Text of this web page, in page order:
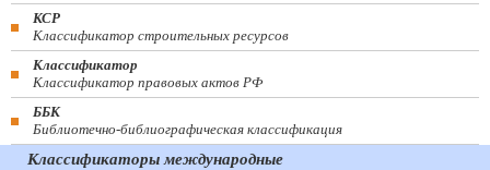
КСР
Классификатор строительных ресурсов
Классификатор
Классификатор правовых актов РФ
ББК
Библиотечно-библиографическая классификация
Классификаторы международные